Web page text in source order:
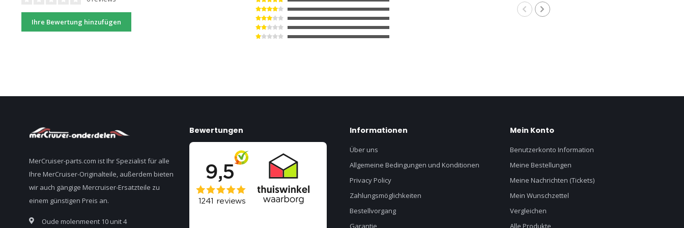
Ihre Bewertung hinzufügen
MerCruiser-parts.com ist Ihr Spezialist für alle
Ihre MerCruiser-Originalteile, außerdem bieten
wir auch gängige Mercruiser-Ersatzteile zu
einem günstigen Preis an.
Oude molenmeent 10 unit 4
Bewertungen Informationen
Über uns
Allgemeine Bedingungen und Konditionen
Privacy Policy
Zahlungsmöglichkeiten
Bestellvorgang
Garantie
Mein Konto
Benutzerkonto Information
Meine Bestellungen
Meine Nachrichten (Tickets)
Mein Wunschzettel
Vergleichen
Alle Produkte